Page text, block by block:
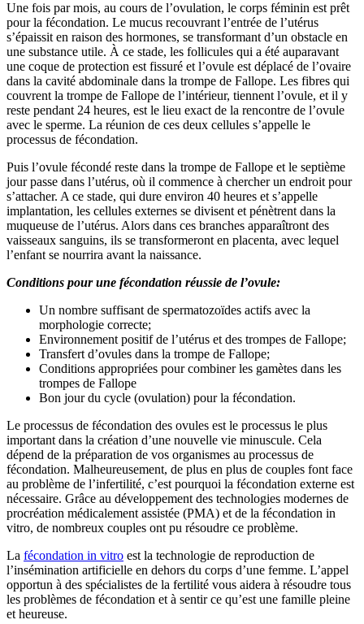
Une fois par mois, au cours de l’ovulation, le corps féminin est prêt
pour la fécondation. Le mucus recouvrant l’entrée de l’utérus
s’épaissit en raison des hormones, se transformant d’un obstacle en
une substance utile. À ce stade, les follicules qui a été auparavant
une coque de protection est fissuré et l’ovule est déplacé de l’ovaire
dans la cavité abdominale dans la trompe de Fallope. Les fibres qui
couvrent la trompe de Fallope de l’intérieur, tiennent l’ovule, et il y
reste pendant 24 heures, est le lieu exact de la rencontre de l’ovule
avec le sperme. La réunion de ces deux cellules s’appelle le
processus de fécondation.
Puis l’ovule fécondé reste dans la trompe de Fallope et le septième
jour passe dans l’utérus, où il commence à chercher un endroit pour
s’attacher. A ce stade, qui dure environ 40 heures et s’appelle
implantation, les cellules externes se divisent et pénètrent dans la
muqueuse de l’utérus. Alors dans ces branches apparaîtront des
vaisseaux sanguins, ils se transformeront en placenta, avec lequel
l’enfant se nourrira avant la naissance.
Conditions pour une fécondation réussie de l’ovule:
Un nombre suffisant de spermatozoïdes actifs avec la
morphologie correcte;
Environnement positif de l’utérus et des trompes de Fallope;
Transfert d’ovules dans la trompe de Fallope;
Conditions appropriées pour combiner les gamètes dans les
trompes de Fallope
Bon jour du cycle (ovulation) pour la fécondation.
Le processus de fécondation des ovules est le processus le plus
important dans la création d’une nouvelle vie minuscule. Cela
dépend de la préparation de vos organismes au processus de
fécondation. Malheureusement, de plus en plus de couples font face
au problème de l’infertilité, c’est pourquoi la fécondation externe est
nécessaire. Grâce au développement des technologies modernes de
procréation médicalement assistée (PMA) et de la fécondation in
vitro, de nombreux couples ont pu résoudre ce problème.
La fécondation in vitro est la technologie de reproduction de
l’insémination artificielle en dehors du corps d’une femme. L’appel
opportun à des spécialistes de la fertilité vous aidera à résoudre tous
les problèmes de fécondation et à sentir ce qu’est une famille pleine
et heureuse.